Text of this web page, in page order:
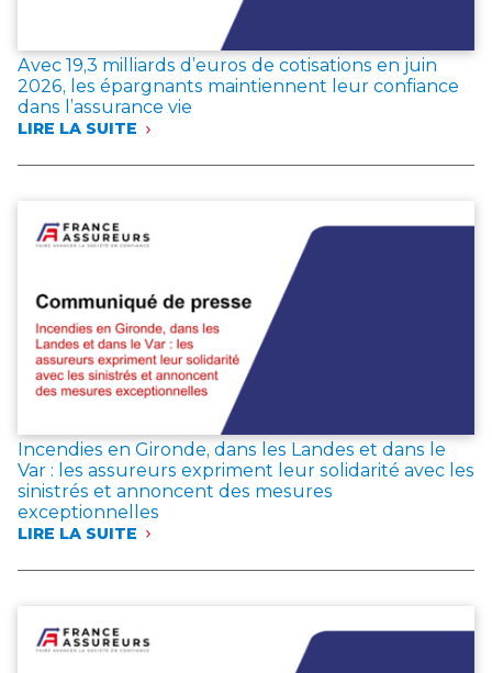
Avec 19,3 milliards d’euros de cotisations en juin
2026, les épargnants maintiennent leur confiance
dans l’assurance vie
LIRE LA SUITE
:
COTISATIONS
2026,
LES
ÉPARGNANTS
MAINTIENNENT
LEUR
CONFIANCE
L’ASSURANCE
VIE
Incendies en Gironde, dans les Landes et dans le
Var : les assureurs expriment leur solidarité avec les
sinistrés et annoncent des mesures
exceptionnelles
LIRE LA SUITE
:
LES